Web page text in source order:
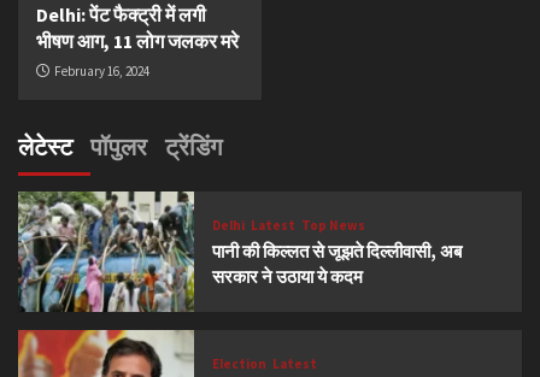
Delhi: पेंट फैक्ट्री में लगी
भीषण आग, 11 लोग जलकर मरे
February 16, 2024
लेटेस्ट पॉपुलर ट्रेंडिंग
Delhi Latest Top News
पानी की किल्लत से जूझते दिल्लीवासी, अब
सरकार ने उठाया ये कदम
Election Latest